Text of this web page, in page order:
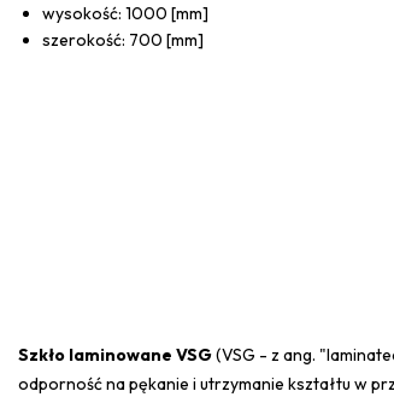
wysokość: 1000 [mm]
szerokość: 700 [mm]
Szkło laminowane VSG(VSG - z ang.
odporność na pękanie i utrzymanie kształtu w